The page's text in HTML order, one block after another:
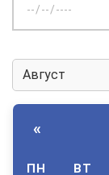
дату:
«
ПН ВТ